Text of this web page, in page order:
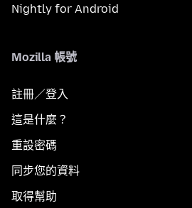
Nightly for Android
Mozilla 帳號
註冊／登入
這是什麼？
重設密碼
同步您的資料
取得幫助